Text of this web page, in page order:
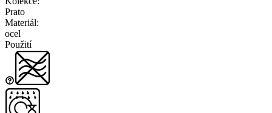
Prato
Materiál:
ocel
Použití